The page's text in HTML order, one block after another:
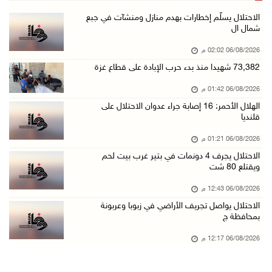
الاحتلال يواصل تجريف الأراضي في زبوبا وعربونة ...
محافظة القدس: العدوان على مخيم قلنديا يستهدف ...
الاحتلال يعتقل 3 مواطنين من أريحا
06/آب/2026 12:15 م
الاحتلال يهدم منزلا شرق الخليل
06/آب/2026 11:50 ص
فتوح: العدوان على مخيم قلنديا تصعيد منظم يندر ...
الاحتلال يسلّم إخطارات بهدم منازل ومنشآت في جبع
شمال ال
06/08/2026 02:02 م
73,382 شهيدا منذ بدء حرب الإبادة على قطاع غزة
06/08/2026 01:42 م
الهلال الأحمر: 16 إصابة جراء عدوان الاحتلال على
قلنديا
06/08/2026 01:21 م
الاحتلال يجرف 4 دونمات في بتير غرب بيت لحم
ويقتلع 80 شت
06/08/2026 12:43 م
الاحتلال يواصل تجريف الأراضي في زبوبا وعربونة
بمحافظة ج
06/08/2026 12:17 م